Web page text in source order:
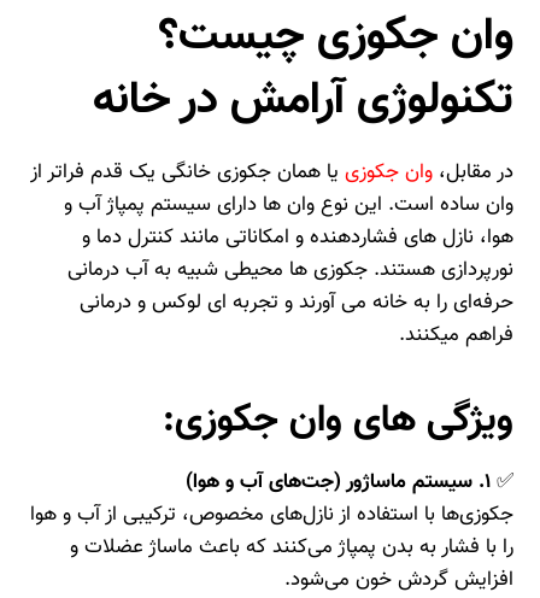
وان جکوزی چیست؟
تکنولوژی آرامش در خانه
در مقابل، وان جکوزی یا همان جکوزی خانگی یک قدم فراتر از
وان ساده است. این نوع وان‌ ها دارای سیستم پمپاژ آب و
هوا، نازل‌ های فشاردهنده و امکاناتی مانند کنترل دما و
نورپردازی هستند. جکوزی‌ ها محیطی شبیه به آب‌ درمانی
حرفه‌ای را به خانه می‌ آورند و تجربه‌ ای لوکس و درمانی
فراهم میکنند.
ویژگی‌ های وان جکوزی:
✅۱. سیستم ماساژور (جت‌های آب و هوا)
جکوزی‌ها با استفاده از نازل‌های مخصوص، ترکیبی از آب و هوا
را با فشار به بدن پمپاژ می‌کنند که باعث ماساژ عضلات و
افزایش گردش خون می‌شود.